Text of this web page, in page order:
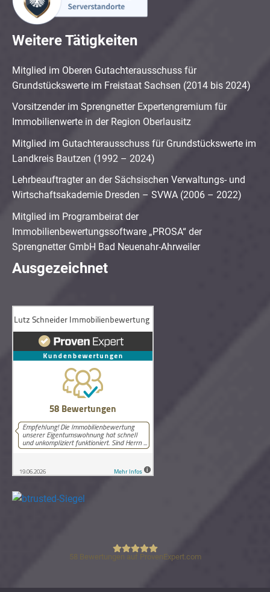
Weitere Tätigkeiten
Mitglied im Oberen Gutachterausschuss für
Grundstückswerte im Freistaat Sachsen (2014 bis 2024)
Vorsitzender im Sprengnetter Expertengremium für
Immobilienwerte in der Region Oberlausitz
Mitglied im Gutachterausschuss für Grundstückswerte im
Landkreis Bautzen (1992 – 2024)
Lehrbeauftragter an der Sächsischen Verwaltungs- und
Wirtschaftsakademie Dresden – SVWA (2006 – 2022)
Mitglied im Programbeirat der
Immobilienbewertungssoftware „PROSA“ der
Sprengnetter GmbH Bad Neuenahr-Ahrweiler
Ausgezeichnet
Lutz Schneider Immobilienbewertung
58 Bewertungen auf ProvenExpert.com